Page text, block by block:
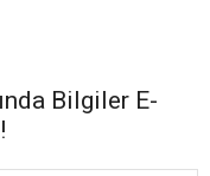
Bilgiler E-